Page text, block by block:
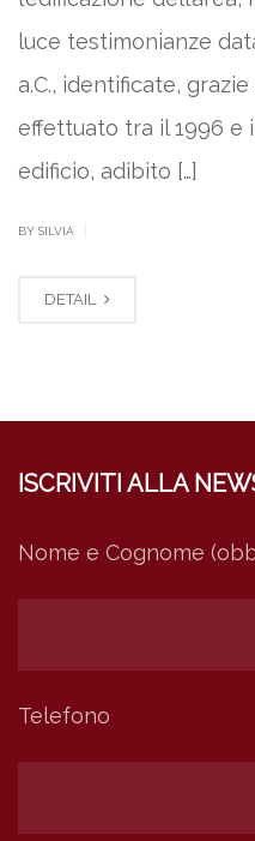
luce testimonianze
a.C., identificate,
effettuato tra il 1996 e
edificio, adibito […]
BY SILVIA
DETAIL
ISCRIVITI ALLA
Nome e Cognome
Telefono